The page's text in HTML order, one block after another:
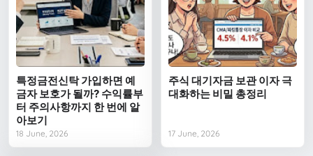
특정금전신탁 가입하면 예
금자 보호가 될까? 수익률부
터 주의사항까지 한 번에 알
아보기
18 June, 2026
주식 대기자금 보관 이자 극
대화하는 비밀 총정리
17 June, 2026